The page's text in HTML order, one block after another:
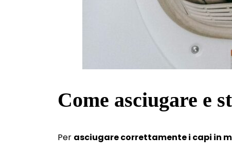
Come asciugare e
Per asciugare correttamente i capi in